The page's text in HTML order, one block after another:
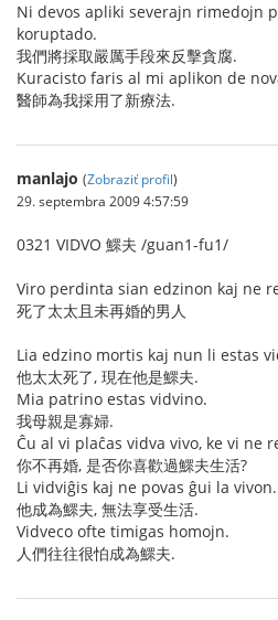
Ni devos apliki severajn rimedojn
koruptado.
我們將採取嚴厲手段來反擊貪腐.
Kuracisto faris al mi aplikon de
醫師為我採用了新療法.
manlajo (Zobraziť profil)
29. septembra 2009 4:57:59
0321 VIDVO 鰥夫 /guan1-fu1/
Viro perdinta sian edzinon kaj ne
死了太太且未再婚的男人
Lia edzino mortis kaj nun li estas
他太太死了, 現在他是鰥夫.
Mia patrino estas vidvino.
我母親是寡婦.
Ĉu al vi plaĉas vidva vivo, ke vi ne
你不再婚, 是否你喜歡過鰥夫生活?
Li vidviĝis kaj ne povas ĝui la vivon.
他成為鰥夫, 無法享受生活.
Vidveco ofte timigas homojn.
人們往往很怕成為鰥夫.